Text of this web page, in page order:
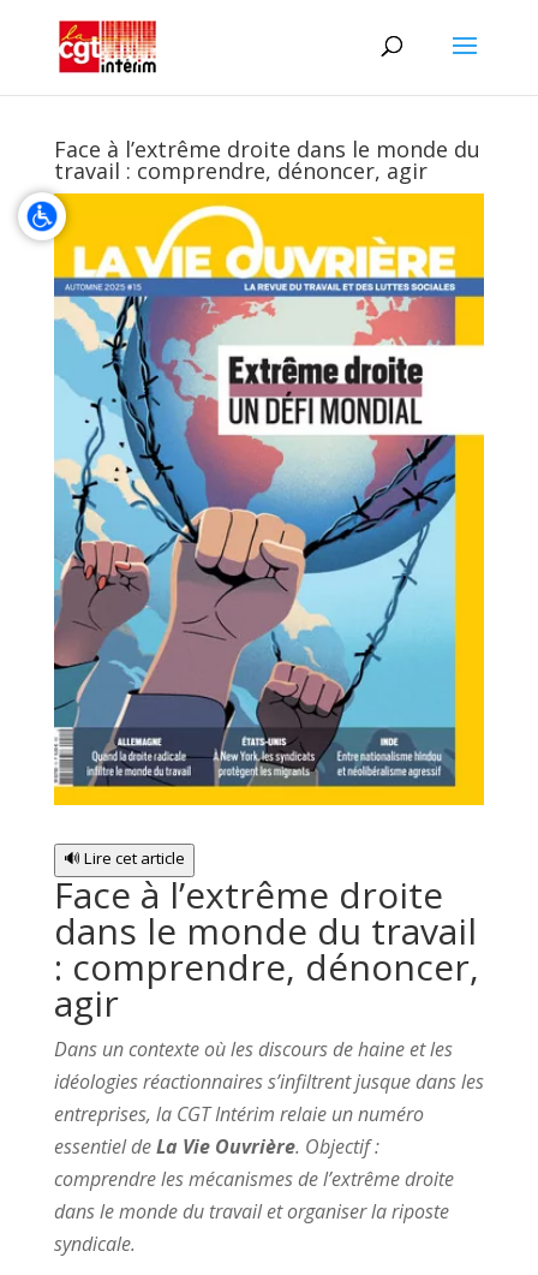
Face à l’extrême droite dans le monde du
travail : comprendre, dénoncer, agir
🔊 Lire cet article
Face à l’extrême droite
dans le monde du travail
: comprendre, dénoncer,
agir
Dans un contexte où les discours de haine et les
idéologies réactionnaires s’infiltrent jusque dans les
entreprises, la CGT Intérim relaie un numéro
essentiel deLa Vie Ouvrière. Objectif :
comprendre les mécanismes de l’extrême droite
dans le monde du travail et organiser la riposte
syndicale.